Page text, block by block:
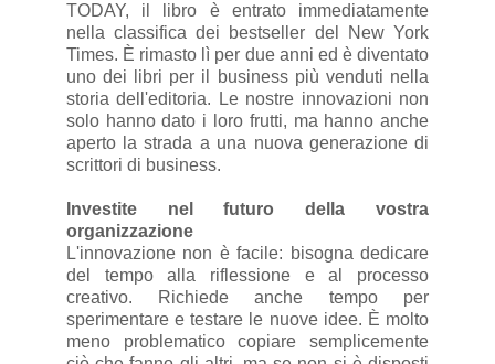
TODAY, il libro è entrato immediatamente
nella classifica dei bestseller del New York
Times. È rimasto lì per due anni ed è diventato
uno dei libri per il business più venduti nella
storia dell'editoria. Le nostre innovazioni non
solo hanno dato i loro frutti, ma hanno anche
aperto la strada a una nuova generazione di
scrittori di business.
Investite nel futuro della vostra
organizzazione
L'innovazione non è facile: bisogna dedicare
del tempo alla riflessione e al processo
creativo. Richiede anche tempo per
sperimentare e testare le nuove idee. È molto
meno problematico copiare semplicemente